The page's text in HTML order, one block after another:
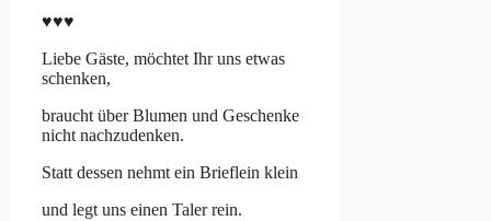
♥♥♥
Liebe Gäste, möchtet Ihr uns etwas
schenken,
braucht über Blumen und Geschenke
nicht nachzudenken.
Statt dessen nehmt ein Brieflein klein
und legt uns einen Taler rein.